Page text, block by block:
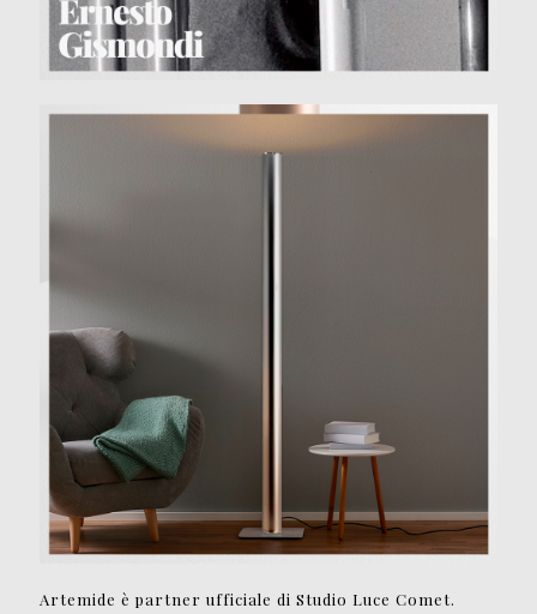
Artemide è partner ufficiale di Studio Luce Comet.